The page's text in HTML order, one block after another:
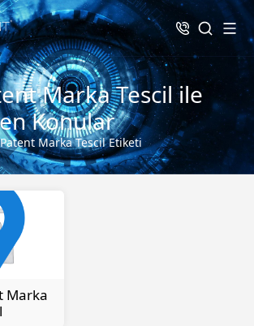
Marka Tescil ile
Konular
Marka Tescil Etiketi
Marka